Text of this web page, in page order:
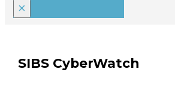
×
SIBS CyberWatch